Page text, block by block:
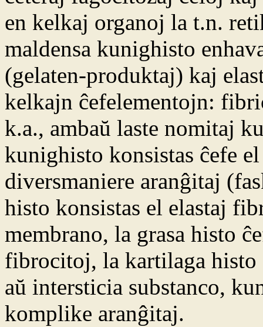
en kelkaj organoj la t.n.
maldensa kunighisto
(gelaten-produktaj) kaj
kelkajn ĉefelementojn:
k.a., ambaŭ laste nomitaj
kunighisto konsistas ĉefe
diversmaniere aranĝitaj
histo konsistas el elastaj
membrano, la grasa histo
fibrocitoj, la kartilaga
aŭ intersticia substanco,
komplike aranĝitaj.